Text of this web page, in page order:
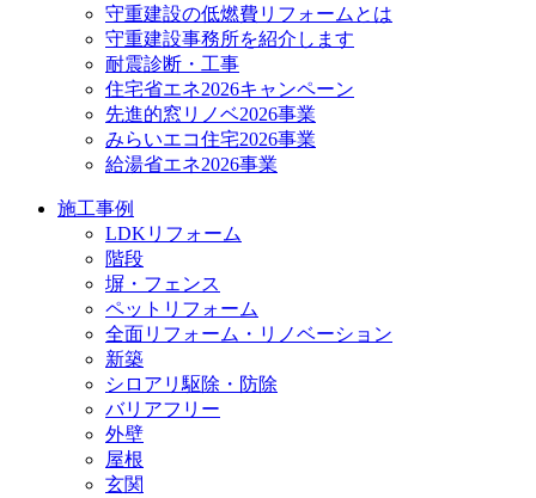
守重建設の低燃費リフォームとは
守重建設事務所を紹介します
耐震診断・工事
住宅省エネ2026キャンペーン
先進的窓リノベ2026事業
みらいエコ住宅2026事業
給湯省エネ2026事業
施工事例
LDKリフォーム
階段
塀・フェンス
ペットリフォーム
全面リフォーム・リノベーション
新築
シロアリ駆除・防除
バリアフリー
外壁
屋根
玄関